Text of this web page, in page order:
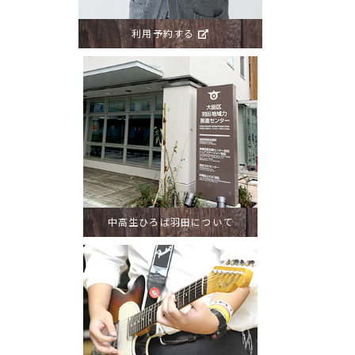
利用予約する
中高生ひろば羽田について